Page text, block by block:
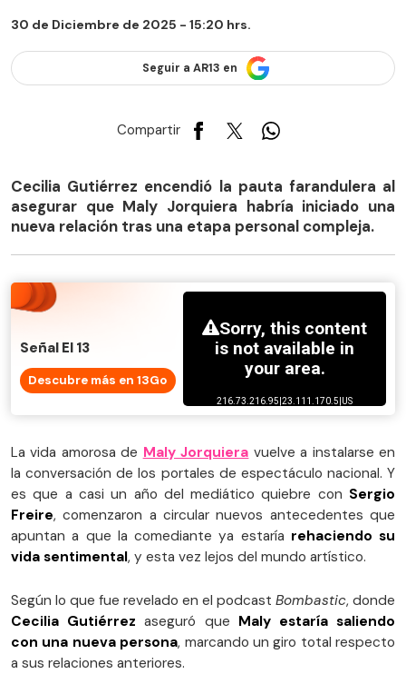
30 de Diciembre de 2025 - 15:20 hrs.
Seguir a AR13 en
Compartir
Cecilia Gutiérrez encendió la pauta farandulera al
asegurar que Maly Jorquiera habría iniciado una
nueva relación tras una etapa personal compleja.
Señal El 13
Descubre más en 13Go
La vida amorosa de Maly Jorquiera vuelve a instalarse en
la conversación de los portales de espectáculo nacional. Y
es que a casi un año del mediático quiebre con Sergio
Freire, comenzaron a circular nuevos antecedentes que
apuntan a que la comediante ya estaría rehaciendo su
vida sentimental, y esta vez lejos del mundo artístico.
Según lo que fue revelado en el podcast Bombastic, donde
Cecilia Gutiérrez aseguró que Maly estaría saliendo
con una nueva persona, marcando un giro total respecto
a sus relaciones anteriores.